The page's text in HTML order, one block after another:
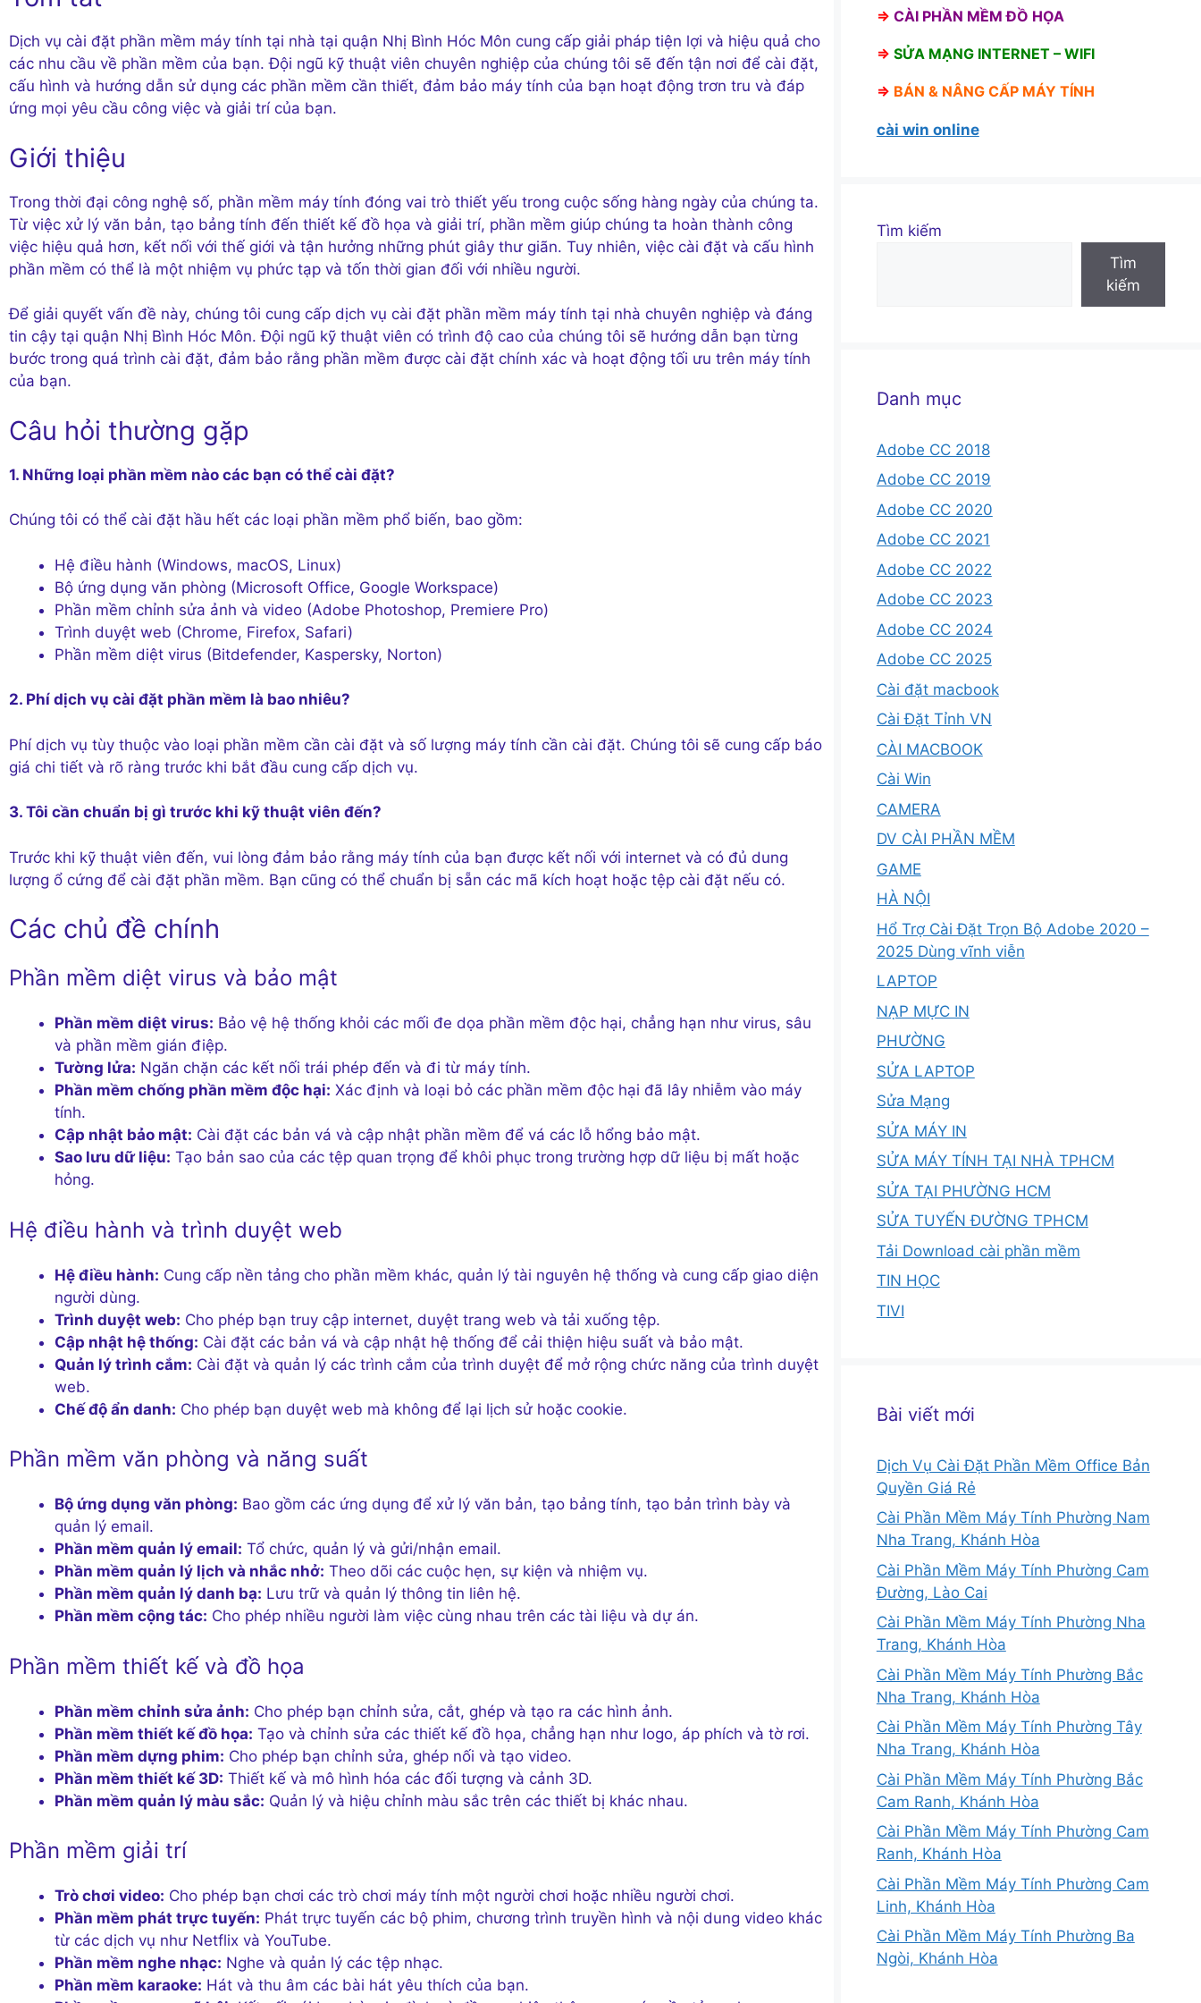
Dịch vụ cài đặt phần mềm máy tính tại nhà tại quận Nhị Bình Hóc Môn cung cấp giải pháp tiện lợi và hiệu quả cho
các nhu cầu về phần mềm của bạn. Đội ngũ kỹ thuật viên chuyên nghiệp của chúng tôi sẽ đến tận nơi để cài đặt,
cấu hình và hướng dẫn sử dụng các phần mềm cần thiết, đảm bảo máy tính của bạn hoạt động trơn tru và đáp
ứng mọi yêu cầu công việc và giải trí của bạn.
Giới thiệu
Trong thời đại công nghệ số, phần mềm máy tính đóng vai trò thiết yếu trong cuộc sống hàng ngày của chúng ta.
Từ việc xử lý văn bản, tạo bảng tính đến thiết kế đồ họa và giải trí, phần mềm giúp chúng ta hoàn thành công
việc hiệu quả hơn, kết nối với thế giới và tận hưởng những phút giây thư giãn. Tuy nhiên, việc cài đặt và cấu hình
phần mềm có thể là một nhiệm vụ phức tạp và tốn thời gian đối với nhiều người.
Để giải quyết vấn đề này, chúng tôi cung cấp dịch vụ cài đặt phần mềm máy tính tại nhà chuyên nghiệp và đáng
tin cậy tại quận Nhị Bình Hóc Môn. Đội ngũ kỹ thuật viên có trình độ cao của chúng tôi sẽ hướng dẫn bạn từng
bước trong quá trình cài đặt, đảm bảo rằng phần mềm được cài đặt chính xác và hoạt động tối ưu trên máy tính
của bạn.
Câu hỏi thường gặp
1. Những loại phần mềm nào các bạn có thể cài đặt?
Chúng tôi có thể cài đặt hầu hết các loại phần mềm phổ biến, bao gồm:
Hệ điều hành (Windows, macOS, Linux)
Bộ ứng dụng văn phòng (Microsoft Office, Google Workspace)
Phần mềm chỉnh sửa ảnh và video (Adobe Photoshop, Premiere Pro)
Trình duyệt web (Chrome, Firefox, Safari)
Phần mềm diệt virus (Bitdefender, Kaspersky, Norton)
2. Phí dịch vụ cài đặt phần mềm là bao nhiêu?
Phí dịch vụ tùy thuộc vào loại phần mềm cần cài đặt và số lượng máy tính cần cài đặt. Chúng tôi sẽ cung cấp báo
giá chi tiết và rõ ràng trước khi bắt đầu cung cấp dịch vụ.
3. Tôi cần chuẩn bị gì trước khi kỹ thuật viên đến?
Trước khi kỹ thuật viên đến, vui lòng đảm bảo rằng máy tính của bạn được kết nối với internet và có đủ dung
lượng ổ cứng để cài đặt phần mềm. Bạn cũng có thể chuẩn bị sẵn các mã kích hoạt hoặc tệp cài đặt nếu có.
Các chủ đề chính
Phần mềm diệt virus và bảo mật
Phần mềm diệt virus: Bảo vệ hệ thống khỏi các mối đe dọa phần mềm độc hại, chẳng hạn như virus, sâu
và phần mềm gián điệp.
Tường lửa: Ngăn chặn các kết nối trái phép đến và đi từ máy tính.
Phần mềm chống phần mềm độc hại: Xác định và loại bỏ các phần mềm độc hại đã lây nhiễm vào máy
tính.
Cập nhật bảo mật: Cài đặt các bản vá và cập nhật phần mềm để vá các lỗ hổng bảo mật.
Sao lưu dữ liệu: Tạo bản sao của các tệp quan trọng để khôi phục trong trường hợp dữ liệu bị mất hoặc
hỏng.
Hệ điều hành và trình duyệt web
Hệ điều hành: Cung cấp nền tảng cho phần mềm khác, quản lý tài nguyên hệ thống và cung cấp giao diện
người dùng.
Trình duyệt web: Cho phép bạn truy cập internet, duyệt trang web và tải xuống tệp.
Cập nhật hệ thống: Cài đặt các bản vá và cập nhật hệ thống để cải thiện hiệu suất và bảo mật.
Quản lý trình cắm: Cài đặt và quản lý các trình cắm của trình duyệt để mở rộng chức năng của trình duyệt
web.
Chế độ ẩn danh: Cho phép bạn duyệt web mà không để lại lịch sử hoặc cookie.
Phần mềm văn phòng và năng suất
Bộ ứng dụng văn phòng: Bao gồm các ứng dụng để xử lý văn bản, tạo bảng tính, tạo bản trình bày và
quản lý email.
Phần mềm quản lý email: Tổ chức, quản lý và gửi/nhận email.
Phần mềm quản lý lịch và nhắc nhở: Theo dõi các cuộc hẹn, sự kiện và nhiệm vụ.
Phần mềm quản lý danh bạ: Lưu trữ và quản lý thông tin liên hệ.
Phần mềm cộng tác: Cho phép nhiều người làm việc cùng nhau trên các tài liệu và dự án.
Phần mềm thiết kế và đồ họa
Phần mềm chỉnh sửa ảnh: Cho phép bạn chỉnh sửa, cắt, ghép và tạo ra các hình ảnh.
Phần mềm thiết kế đồ họa: Tạo và chỉnh sửa các thiết kế đồ họa, chẳng hạn như logo, áp phích và tờ rơi.
Phần mềm dựng phim: Cho phép bạn chỉnh sửa, ghép nối và tạo video.
Phần mềm thiết kế 3D: Thiết kế và mô hình hóa các đối tượng và cảnh 3D.
Phần mềm quản lý màu sắc: Quản lý và hiệu chỉnh màu sắc trên các thiết bị khác nhau.
Phần mềm giải trí
Trò chơi video: Cho phép bạn chơi các trò chơi máy tính một người chơi hoặc nhiều người chơi.
Phần mềm phát trực tuyến: Phát trực tuyến các bộ phim, chương trình truyền hình và nội dung video khác
từ các dịch vụ như Netflix và YouTube.
Phần mềm nghe nhạc: Nghe và quản lý các tệp nhạc.
Phần mềm karaoke: Hát và thu âm các bài hát yêu thích của bạn.
⇒ CÀI PHẦN MỀM ĐỒ HỌA
⇒ SỬA MẠNG INTERNET – WIFI
⇒ BÁN & NÂNG CẤP MÁY TÍNH
cài win online
Tìm kiếm
Tìm
kiếm
Danh mục
Adobe CC 2018
Adobe CC 2019
Adobe CC 2020
Adobe CC 2021
Adobe CC 2022
Adobe CC 2023
Adobe CC 2024
Adobe CC 2025
Cài đặt macbook
Cài Đặt Tỉnh VN
CÀI MACBOOK
Cài Win
CAMERA
DV CÀI PHẦN MỀM
GAME
HÀ NỘI
Hổ Trợ Cài Đặt Trọn Bộ Adobe 2020 –
2025 Dùng vĩnh viễn
LAPTOP
NẠP MỰC IN
PHƯỜNG
SỬA LAPTOP
Sửa Mạng
SỬA MÁY IN
SỬA MÁY TÍNH TẠI NHÀ TPHCM
SỬA TẠI PHƯỜNG HCM
SỬA TUYẾN ĐƯỜNG TPHCM
Tải Download cài phần mềm
TIN HỌC
TIVI
Bài viết mới
Dịch Vụ Cài Đặt Phần Mềm Office Bản
Quyền Giá Rẻ
Cài Phần Mềm Máy Tính Phường Nam
Nha Trang, Khánh Hòa
Cài Phần Mềm Máy Tính Phường Cam
Đường, Lào Cai
Cài Phần Mềm Máy Tính Phường Nha
Trang, Khánh Hòa
Cài Phần Mềm Máy Tính Phường Bắc
Nha Trang, Khánh Hòa
Cài Phần Mềm Máy Tính Phường Tây
Nha Trang, Khánh Hòa
Cài Phần Mềm Máy Tính Phường Bắc
Cam Ranh, Khánh Hòa
Cài Phần Mềm Máy Tính Phường Cam
Ranh, Khánh Hòa
Cài Phần Mềm Máy Tính Phường Cam
Linh, Khánh Hòa
Cài Phần Mềm Máy Tính Phường Ba
Ngòi, Khánh Hòa